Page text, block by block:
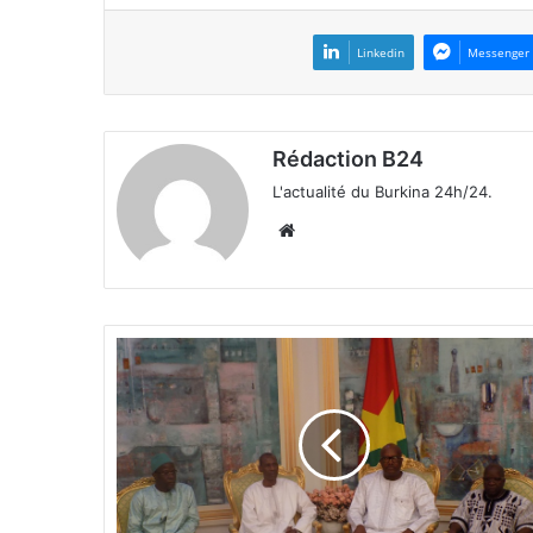
Linkedin Messenger
Rédaction B24
L'actualité du Burkina 24h/24.
te
A
t
t
a
q
u
e
d